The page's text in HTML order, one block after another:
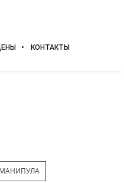
КОНТАКТЫ